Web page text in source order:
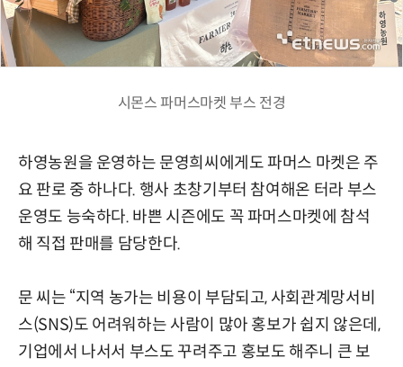
시몬스 파머스마켓 부스 전경
하영농원을 운영하는 문영희씨에게도 파머스 마켓은 주
요 판로 중 하나다. 행사 초창기부터 참여해온 터라 부스
운영도 능숙하다. 바쁜 시즌에도 꼭 파머스마켓에 참석
해 직접 판매를 담당한다.
문 씨는 “지역 농가는 비용이 부담되고, 사회관계망서비
스(SNS)도 어려워하는 사람이 많아 홍보가 쉽지 않은데,
기업에서 나서서 부스도 꾸려주고 홍보도 해주니 큰 보